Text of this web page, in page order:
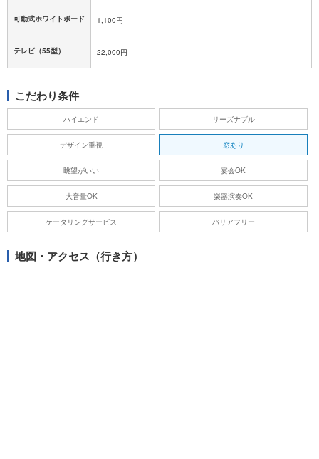
可動式ホワイトボード 1,100円
テレビ（55型） 22,000円
こだわり条件
ハイエンド リーズナブル
デザイン重視 窓あり
眺望がいい 宴会OK
大音量OK 楽器演奏OK
ケータリングサービス バリアフリー
地図・アクセス（行き方）